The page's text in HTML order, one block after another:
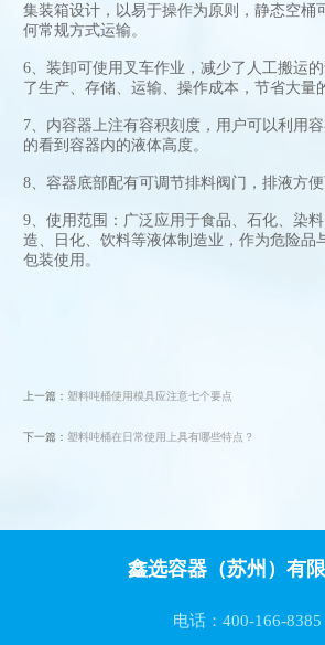
集装箱设计，以易于操作为原则，静态空桶
何常规方式运输。
6、装卸可使用叉车作业，减少了人工搬运
了生产、存储、运输、操作成本，节省大量
7、内容器上注有容积刻度，用户可以利用
的看到容器内的液体高度。
8、容器底部配有可调节排料阀门，排液方便
9、使用范围：广泛应用于食品、石化、染
造、日化、饮料等液体制造业，作为危险品
包装使用。
上一篇： 塑料吨桶使用模具应注意七个要点
下一篇： 塑料吨桶在日常使用上具有哪些特点？
鑫选容器（苏州）有
电话：400-166-8385